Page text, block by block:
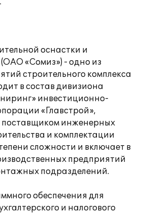
оснастки и
«Сомиз») - одно из
строительного комплекса
в состав дивизиона
инвестиционно-
«Главстрой»,
поставщиком инженерных
и комплектации
сложности и включает в
предприятий
подразделений.
обеспечения для
и налогового